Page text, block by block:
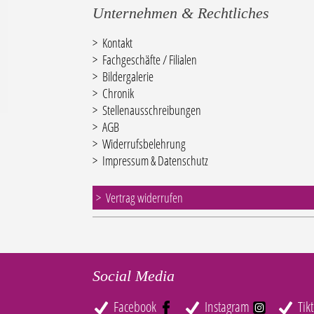
Unternehmen & Rechtliches
Kontakt
Fachgeschäfte / Filialen
Bildergalerie
Chronik
Stellenausschreibungen
AGB
Widerrufsbelehrung
Impressum & Datenschutz
Vertrag widerrufen
Social Media
Facebook Instagram